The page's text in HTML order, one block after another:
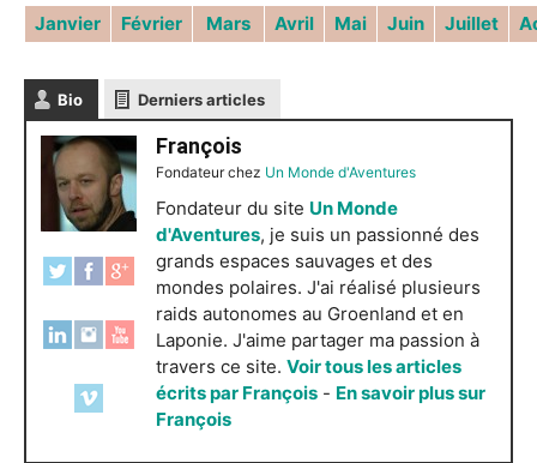
Janvier Février Mars Avril Mai Juin Juillet
Bio Derniers articles
François
Fondateurchez Un Monde d'Aventures
Fondateur du site Un Monde
d'Aventures, je suis un passionné des
grands espaces sauvages et des
mondes polaires. J'ai réalisé plusieurs
raids autonomes au Groenland et en
Laponie. J'aime partager ma passion à
travers ce site. Voir tous les articles
écrits par François - En savoir plus sur
François